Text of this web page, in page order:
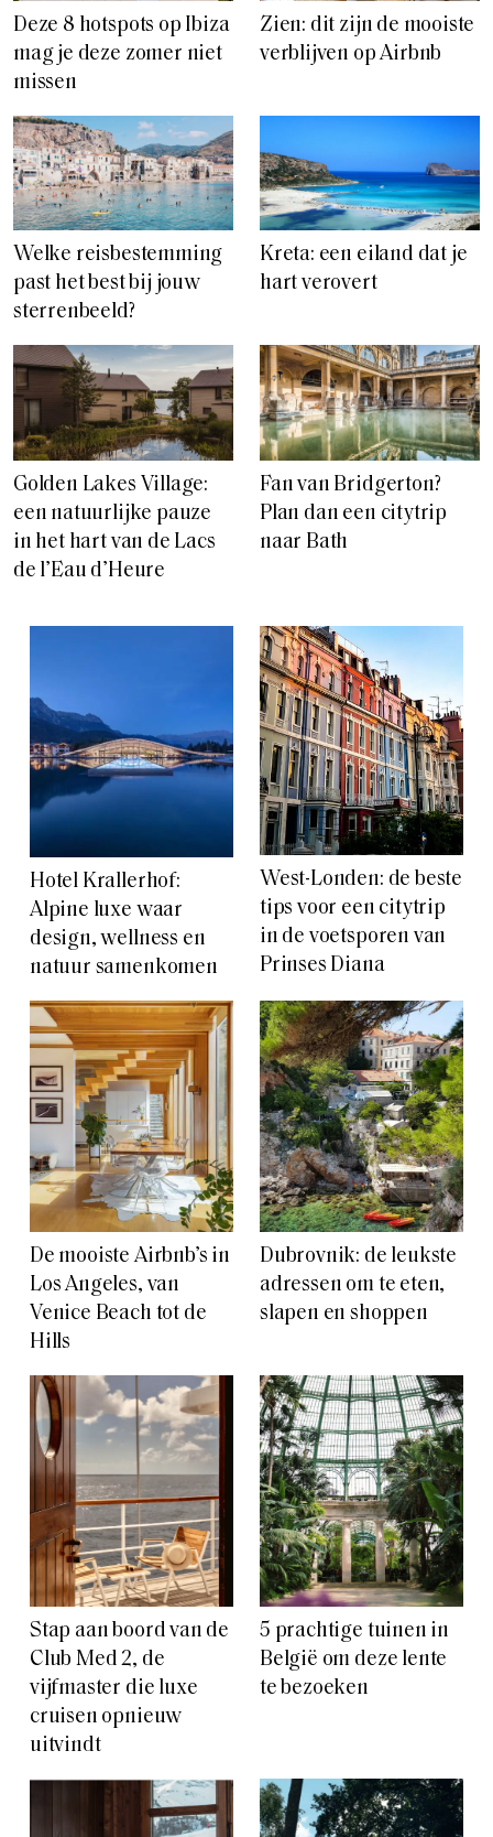
Deze 8 hotspots op Ibiza
mag je deze zomer niet
missen
Zien: dit zijn de mooiste
verblijven op Airbnb
Welke reisbestemming
past het best bij jouw
sterrenbeeld?
Kreta: een eiland dat je
hart verovert
Golden Lakes Village:
een natuurlijke pauze
in het hart van de Lacs
de l’Eau d’Heure
Fan van Bridgerton?
Plan dan een citytrip
naar Bath
Hotel Krallerhof:
Alpine luxe waar
design, wellness en
natuur samenkomen
West-Londen: de beste
tips voor een citytrip
in de voetsporen van
Prinses Diana
De mooiste Airbnb’s in
Los Angeles, van
Venice Beach tot de
Hills
Dubrovnik: de leukste
adressen om te eten,
slapen en shoppen
Stap aan boord van de
Club Med 2, de
vijfmaster die luxe
cruisen opnieuw
uitvindt
5 prachtige tuinen in
België om deze lente
te bezoeken